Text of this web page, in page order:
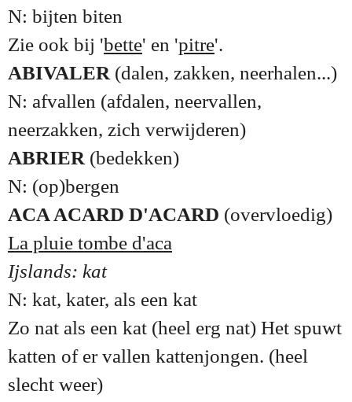
N: bijten biten
Zie ook bij 'bette' en 'pitre'.
ABIVALER (dalen, zakken, neerhalen...)
N: afvallen (afdalen, neervallen,
neerzakken, zich verwijderen)
ABRIER (bedekken)
N: (op)bergen
ACA ACARD D'ACARD (overvloedig)
La pluie tombe d'aca
Ijslands: kat
N: kat, kater, als een kat
Zo nat als een kat (heel erg nat) Het spuwt
katten of er vallen kattenjongen. (heel
slecht weer)